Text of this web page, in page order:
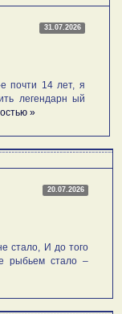
31.07.2026
почти 14 лет, я
легендарн ый
»
20.07.2026
стало, И до того
рыбьем стало –